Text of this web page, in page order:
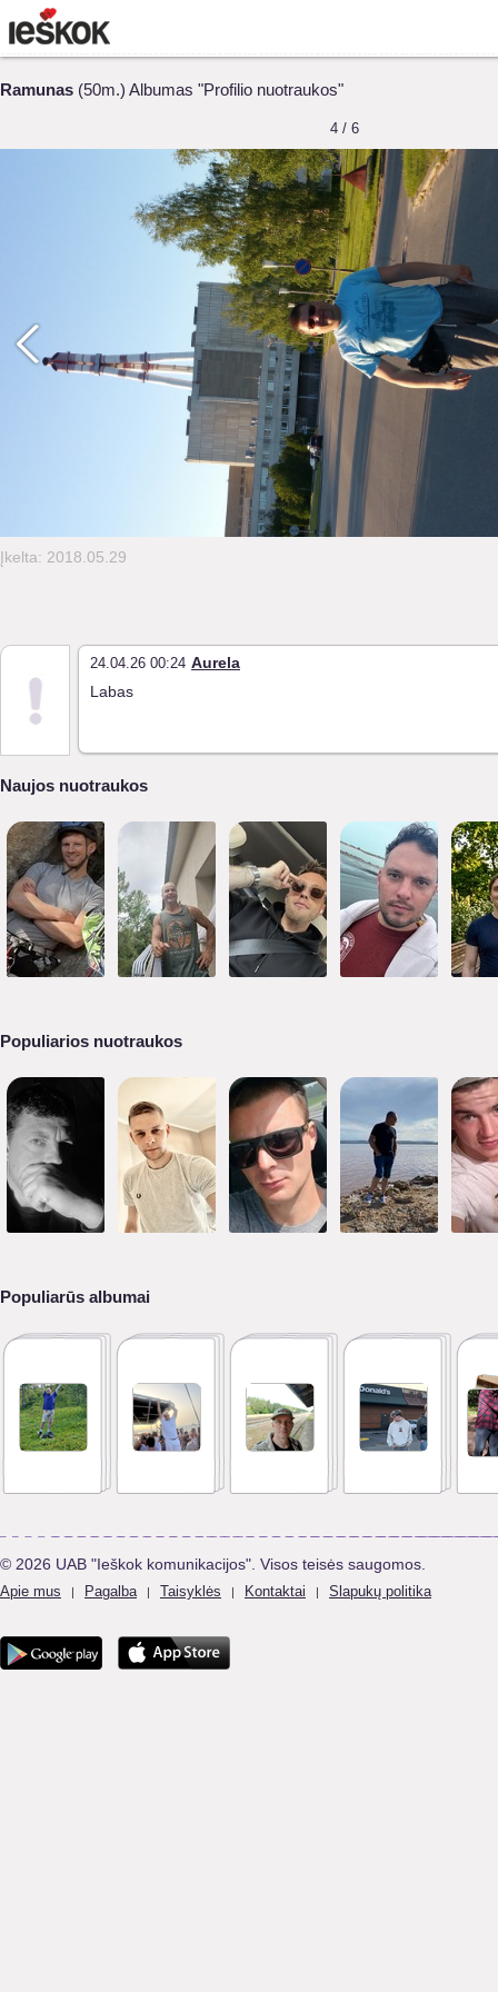
Ramunas (50m.) Albumas "Profilio nuotraukos"
4 / 6
Įkelta: 2018.05.29
24.04.26 00:24 Aurela
Labas
Naujos nuotraukos
Populiarios nuotraukos
Populiarūs albumai
© 2026 UAB "Ieškok komunikacijos". Visos teisės saugomos.
Apie mus | Pagalba | Taisyklės | Kontaktai | Slapukų politika